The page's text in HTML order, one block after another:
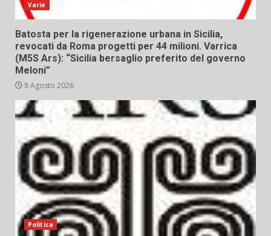
Varie
Batosta per la rigenerazione urbana in Sicilia,
revocati da Roma progetti per 44 milioni. Varrica
(M5S Ars): “Sicilia bersaglio preferito del governo
Meloni”
8 Agosto 2026
Politica